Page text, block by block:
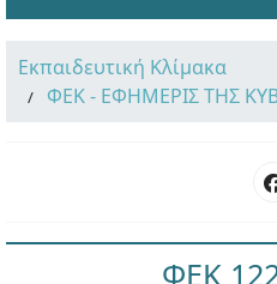
Εκπαιδευτική Κλίμακα
ΦΕΚ - ΕΦΗΜΕΡΙΣ ΤΗΣ
ΦΕΚ